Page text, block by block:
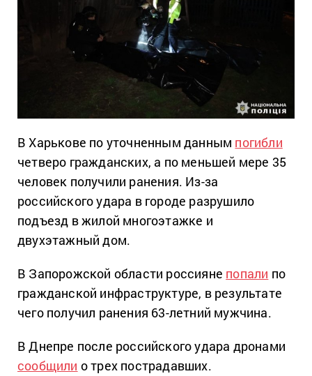
В Харькове по уточненным данным погибли
четверо гражданских, а по меньшей мере 35
человек получили ранения. Из-за
российского удара в городе разрушило
подъезд в жилой многоэтажке и
двухэтажный дом.
В Запорожской области россияне попали по
гражданской инфраструктуре, в результате
чего получил ранения 63-летний мужчина.
В Днепре после российского удара дронами
сообщили о трех пострадавших.